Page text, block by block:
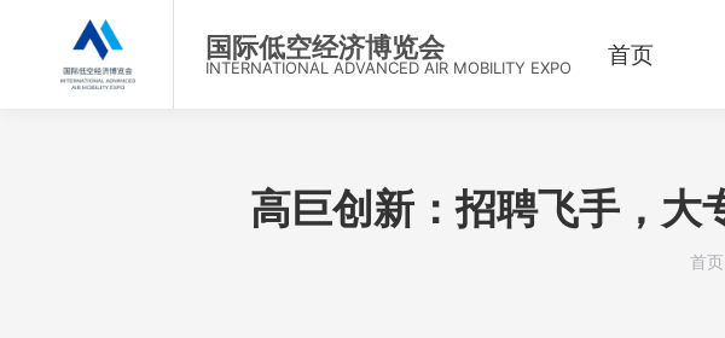
国际低空经济博览会
INTERNATIONAL ADVANCED AIR MOBILITY EXPO 首页
高巨创新：招聘飞手，
您
首页
展商